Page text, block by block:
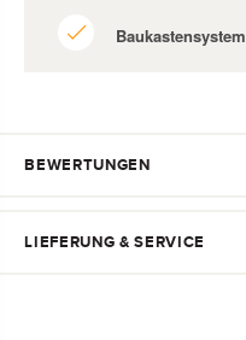
Baukastensystem
BEWERTUNGEN
LIEFERUNG & SERVICE